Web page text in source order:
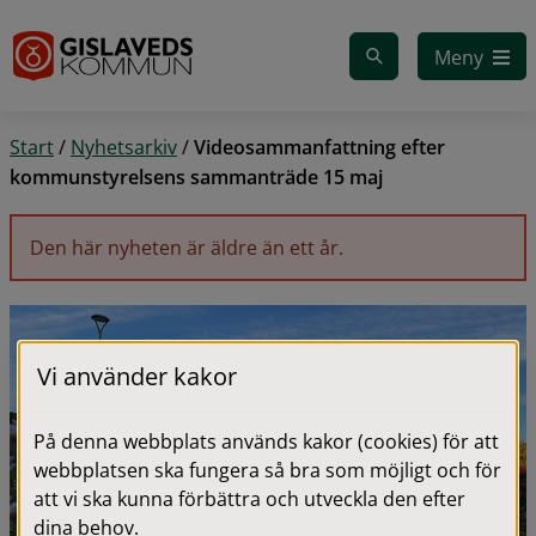
Meny
Start/ Nyhetsarkiv/Videosammanfattning efter
kommunstyrelsens sammanträde 15 maj
Den här nyheten är äldre än ett år.
Vi använder kakor
På denna webbplats används kakor (cookies) för att
webbplatsen ska fungera så bra som möjligt och för
att vi ska kunna förbättra och utveckla den efter
dina behov.